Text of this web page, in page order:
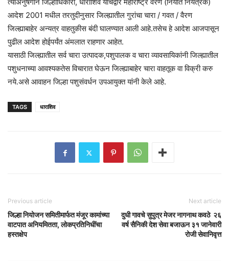
आदेश 2001 मधील तरतुदीनुसार जिल्ह्यातील गुरांचा चारा / गवत / वैरण
जिल्ह्याबाहेर अन्यत्र वाहतुकीस बंदी घालण्यात आली आहे.तसेच हे आदेश आजपासून
पुढील आदेश होईपर्यंत अंमलात राहणार आहेत.
यासाठी जिल्ह्यातील सर्व चारा उत्पादक,पशुपालक व चारा व्यावसायिकांनी जिल्ह्यातील
पशुधनाच्या आवश्यकतेस विचारात घेऊन जिल्ह्याबाहेर चारा वाहतूक वा विक्री करु
नये.असे आवाहन जिल्हा पशुसंवर्धन उपआयुक्त यांनी केले आहे.
TAGS धाराशिव
Previous article
जिल्हा नियोजन समितीमार्फत मंजूर कामांच्या
वाटपात अनियमितता, लोकप्रतिनिधींचा
हस्तक्षेप
Next article
दुधी गावचे सुपुत्र मेजर नागनाथ कवठे २६
वर्ष सैनिकी देश सेवा बजाऊन ३१ जानेवारी
रोजी सेवानिवृत्त